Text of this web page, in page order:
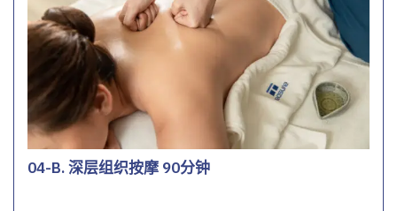
04-B. 深层组织按摩 90分钟